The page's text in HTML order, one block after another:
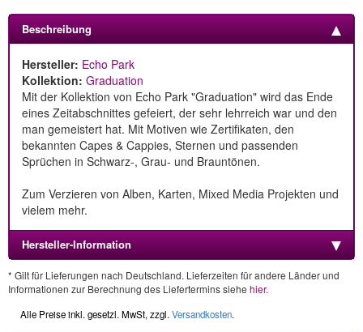
Beschreibung
Hersteller: Echo Park
Kollektion: Graduation
Mit der Kollektion von Echo Park "Graduation" wird das Ende
eines Zeitabschnittes gefeiert, der sehr lehrreich war und den
man gemeistert hat. Mit Motiven wie Zertifikaten, den
bekannten Capes & Cappies, Sternen und passenden
Sprüchen in Schwarz-, Grau- und Brauntönen.
Zum Verzieren von Alben, Karten, Mixed Media Projekten und
vielem mehr.
Hersteller-Information
* Gilt für Lieferungen nach Deutschland. Lieferzeiten für andere Länder und
Informationen zur Berechnung des Liefertermins siehe hier.
Alle Preise inkl. gesetzl. MwSt, zzgl. Versandkosten.